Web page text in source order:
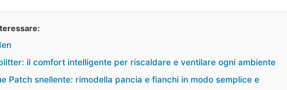
il comfort intelligente per riscaldare e ventilare ogni ambiente
Patch snellente: rimodella pancia e fianchi in modo semplice e